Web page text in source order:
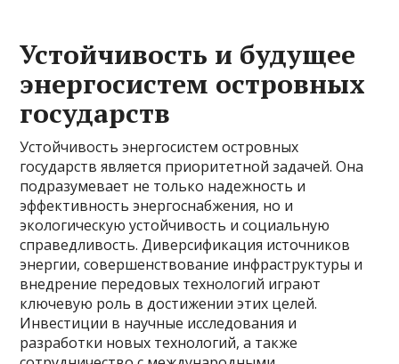
Устойчивость и будущее
энергосистем островных
государств
Устойчивость энергосистем островных
государств является приоритетной задачей. Она
подразумевает не только надежность и
эффективность энергоснабжения, но и
экологическую устойчивость и социальную
справедливость. Диверсификация источников
энергии, совершенствование инфраструктуры и
внедрение передовых технологий играют
ключевую роль в достижении этих целей.
Инвестиции в научные исследования и
разработки новых технологий, а также